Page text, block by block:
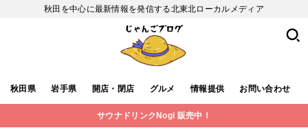
秋田を中心に最新情報を発信する北東北ローカルメディア
秋田県 岩手県 開店・閉店 グルメ 情報提供 お問い合わせ
サウナドリンクNogi 販売中！